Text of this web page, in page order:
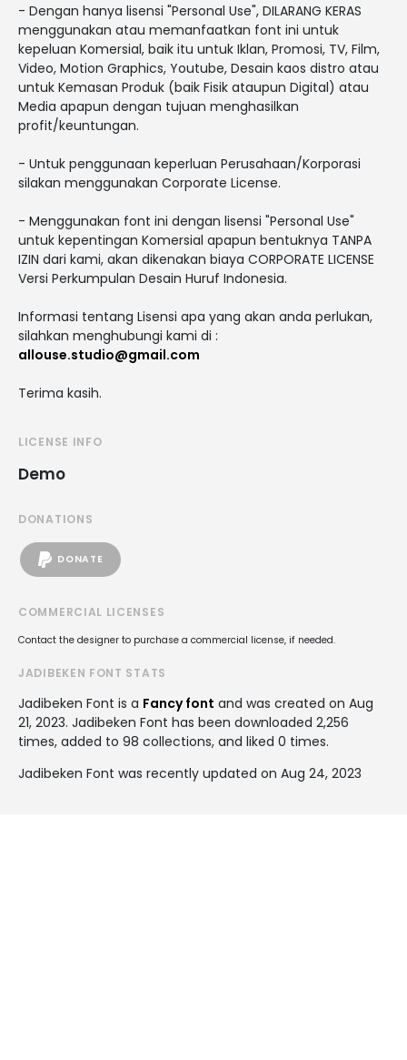
- Dengan hanya lisensi "Personal Use", DILARANG KERAS
menggunakan atau memanfaatkan font ini untuk
kepeluan Komersial, baik itu untuk Iklan, Promosi, TV, Film,
Video, Motion Graphics, Youtube, Desain kaos distro atau
untuk Kemasan Produk (baik Fisik ataupun Digital) atau
Media apapun dengan tujuan menghasilkan
profit/keuntungan.
- Untuk penggunaan keperluan Perusahaan/Korporasi
silakan menggunakan Corporate License.
- Menggunakan font ini dengan lisensi "Personal Use"
untuk kepentingan Komersial apapun bentuknya TANPA
IZIN dari kami, akan dikenakan biaya CORPORATE LICENSE
Versi Perkumpulan Desain Huruf Indonesia.
Informasi tentang Lisensi apa yang akan anda perlukan,
silahkan menghubungi kami di :
allouse.studio@gmail.com
Terima kasih.
LICENSE INFO
Demo
DONATIONS
DONATE
COMMERCIAL LICENSES
Contact the designer to purchase a commercial license, if needed.
JADIBEKEN FONT STATS
Jadibeken Font is a Fancy font and was created on Aug
21, 2023. Jadibeken Font has been downloaded 2,256
times, added to 98 collections, and liked 0 times.
Jadibeken Font was recently updated on Aug 24, 2023